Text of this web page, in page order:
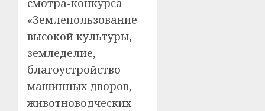
«Землепользование
высокой культуры,
земледелие,
благоустройство
машинных дворов,
животноводческих